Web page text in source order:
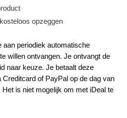
opzeggen
aan periodiek automatische
willen ontvangen. Je ontvangt de
naar keuze. Je betaalt deze
of PayPal op de dag van
is niet mogelijk om met iDeal te